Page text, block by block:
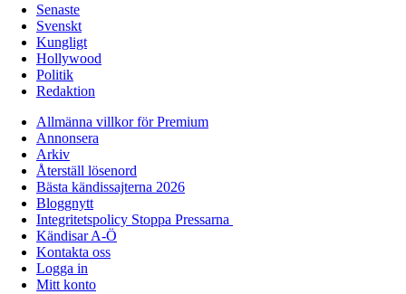
Senaste
Svenskt
Kungligt
Hollywood
Politik
Redaktion
Allmänna villkor för Premium
Annonsera
Arkiv
Återställ lösenord
Bästa kändissajterna 2026
Bloggnytt
Integritetspolicy Stoppa Pressarna
Kändisar A-Ö
Kontakta oss
Logga in
Mitt konto